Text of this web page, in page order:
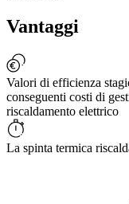
Vantaggi
Valori di efficienza
conseguenti costi di
riscaldamento elettrico
La spinta termica